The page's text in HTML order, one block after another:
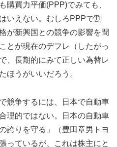
購買力平価(PPP)でみても、
いえない。むしろPPPで割
が新興国との競争の影響を間
とが現在のデフレ（したがっ
、長期的にみて正しい為替レ
ほうがいいだろう。
競争するには、日本で自動車
理的ではない。日本の自動車
誇りを守る」（豊田章男トヨ
っているが、これは株主にと